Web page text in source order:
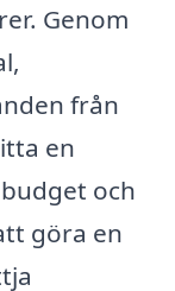
Genom
från
en
och
göra en